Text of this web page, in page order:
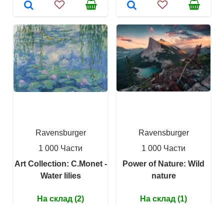
Ravensburger
1 000 Части
Art Collection: C.Monet -
Water lilies
На склад (2)
Ravensburger
1 000 Части
Power of Nature: Wild
nature
На склад (1)